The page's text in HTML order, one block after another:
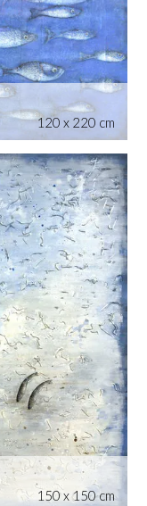
120 x 220 cm
150 x 150 cm